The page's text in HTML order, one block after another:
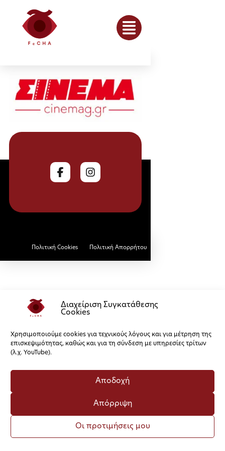
Διαχείριση Συγκατάθεσης
Cookies
Χρησιμοποιούμε cookies για τεχνικούς λόγους και για μέτρηση της
επισκεψιμότητας, καθώς και για τη σύνδεση με υπηρεσίες τρίτων
(λ.χ. YouTube).
Αποδοχή
Απόρριψη
Οι προτιμήσεις μου
Πολιτική Cookies Πολιτική Απορρήτου